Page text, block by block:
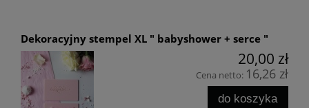
Dekoracyjny stempel XL " babyshower + serce "
20,00 zł
Cena netto: 16,26 zł
do koszyka